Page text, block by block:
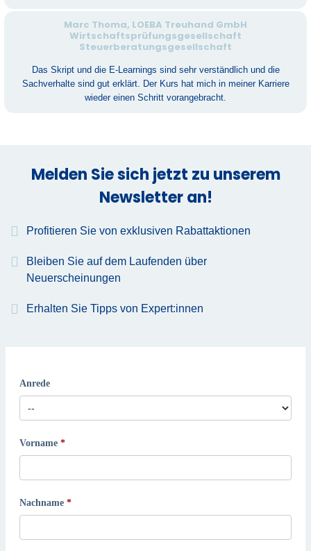
Marc Thoma, LOEBA Treuhand GmbH
Wirtschaftsprüfungsgesellschaft
Steuerberatungsgesellschaft
Das Skript und die E-Learnings sind sehr verständlich und die
Sachverhalte sind gut erklärt. Der Kurs hat mich in meiner Karriere
wieder einen Schritt vorangebracht.
Melden Sie sich jetzt zu unserem
Newsletter an!
Profitieren Sie von exklusiven Rabattaktionen
Bleiben Sie auf dem Laufenden über
Neuerscheinungen
Erhalten Sie Tipps von Expert:innen
Anrede
Vorname
Nachname